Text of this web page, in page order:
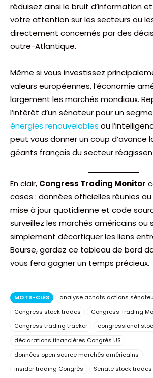
réduisez ainsi le bruit d’information
votre attention sur les secteurs ou
directement concernés par des
outre-Atlantique.
Même si vous investissez
valeurs européennes, l’économie
largement les marchés mondiaux.
l’intérêt d’un sénateur pour un
énergies renouvelables ou
peut vous donner un coup d’avance
géants français du secteur
En clair, Congress Trading Monitor
cases : données officielles réunies
mise à jour quotidienne et code
surveillez les marchés américains ou
simplement décortiquer les liens
Bourse, gardez ce tableau de bord
vous fera gagner un temps précieux.
MOTS-CLÉS
analyse achats actions
Congress stock trades
Congress Trading
Congress trading tracker
congressional
déclarations financières Congrès US
données open source marchés américains
insider trading Congrès
Senate stock trades